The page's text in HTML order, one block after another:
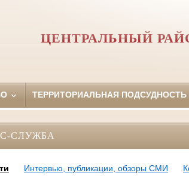
ЦЕНТРАЛЬНЫЙ
ТЕРРИТОРИАЛЬНАЯ ПОДСУДНОСТЬ
СЛУЖБА
Интервью, публикации, обзоры СМИ